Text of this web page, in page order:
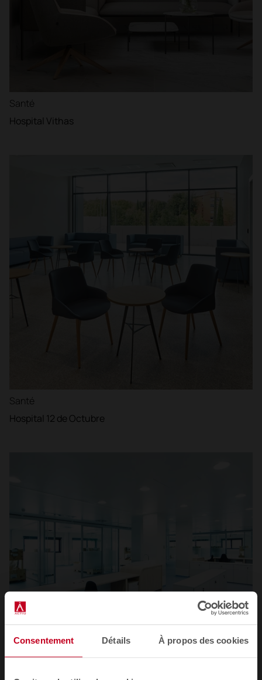
Consentement Détails À propos des cookies
Santé
Hospital Vithas
Santé
Hospital 12 de Octubre